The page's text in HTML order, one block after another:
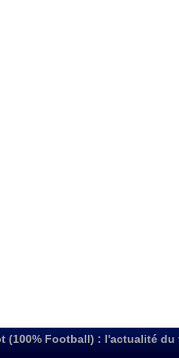
(100% Football) : l'actualité